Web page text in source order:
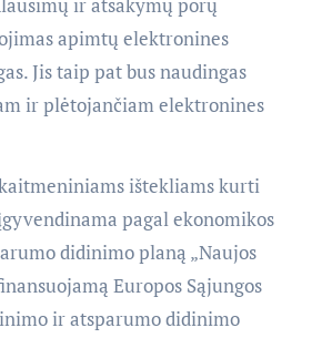
ir atsakymų porų
apimtų elektronines
Jis taip pat bus naudingas
ir plėtojančiam elektronines
ištekliams kurti
pagal ekonomikos
didinimo planą „Naujos
Europos Sąjungos
ir atsparumo didinimo